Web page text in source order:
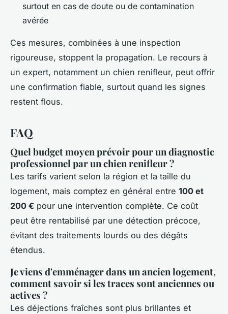
surtout en cas de doute ou de contamination
avérée
Ces mesures, combinées à une inspection
rigoureuse, stoppent la propagation. Le recours à
un expert, notamment un chien renifleur, peut offrir
une confirmation fiable, surtout quand les signes
restent flous.
FAQ
Quel budget moyen prévoir pour un diagnostic
professionnel par un chien renifleur ?
Les tarifs varient selon la région et la taille du
logement, mais comptez en général entre 100 et
200 € pour une intervention complète. Ce coût
peut être rentabilisé par une détection précoce,
évitant des traitements lourds ou des dégâts
étendus.
Je viens d'emménager dans un ancien logement,
comment savoir si les traces sont anciennes ou
actives ?
Les déjections fraîches sont plus brillantes et